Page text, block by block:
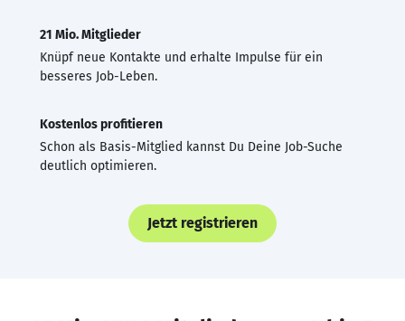
21 Mio. Mitglieder
Knüpf neue Kontakte und erhalte Impulse für ein
besseres Job-Leben.
Kostenlos profitieren
Schon als Basis-Mitglied kannst Du Deine Job-Suche
deutlich optimieren.
Jetzt registrieren